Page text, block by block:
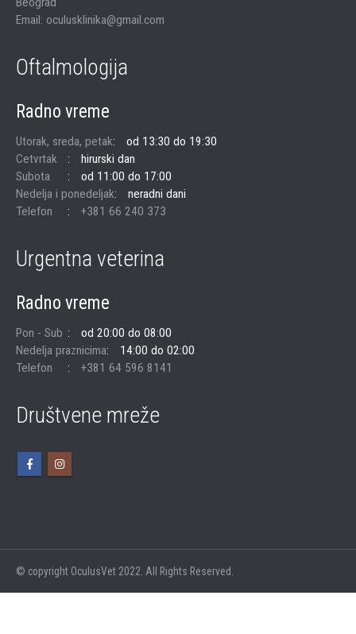
Email: oculusklinika@gmail.com
Oftalmologija
Radno vreme
Utorak, sreda, petak
od 13:30 do 19:30
Cetvrtak
hirurski dan
Subota
od 11:00 do 17:00
Nedelja i ponedeljak
neradni dani
Telefon
+381 66 240 373
Urgentna veterina
Radno vreme
Pon - Sub
od 20:00 do 08:00
Nedelja praznicima
14:00 do 02:00
Telefon
+381 64 596 8141
Društvene mreže
© copyright OculusVet 2022. All Rights Reserved.